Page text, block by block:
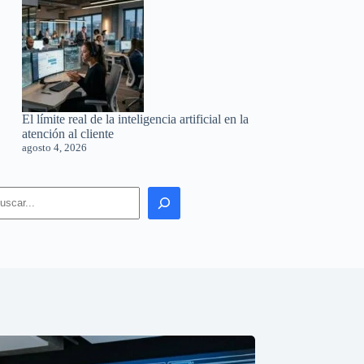
El límite real de la inteligencia artificial en la
atención al cliente
agosto 4, 2026